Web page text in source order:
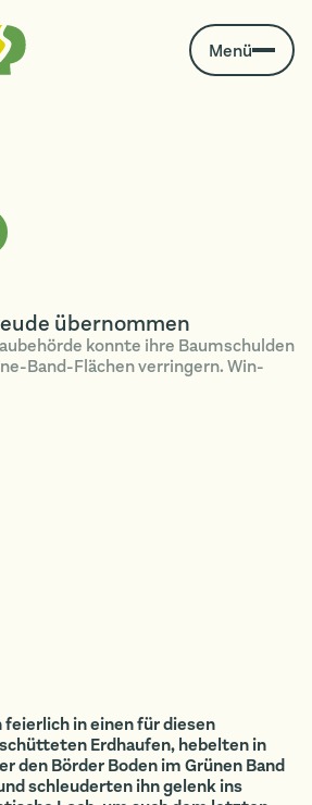
Menü
übernommen
konnte ihre Baumschulden
Band-Flächen verringern. Win-
in einen für diesen
Erdhaufen, hebelten in
den Börder Boden im Grünen Band
schleuderten ihn gelenk ins